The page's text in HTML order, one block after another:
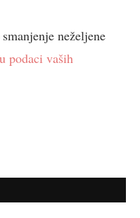
neželjene
podaci vaših